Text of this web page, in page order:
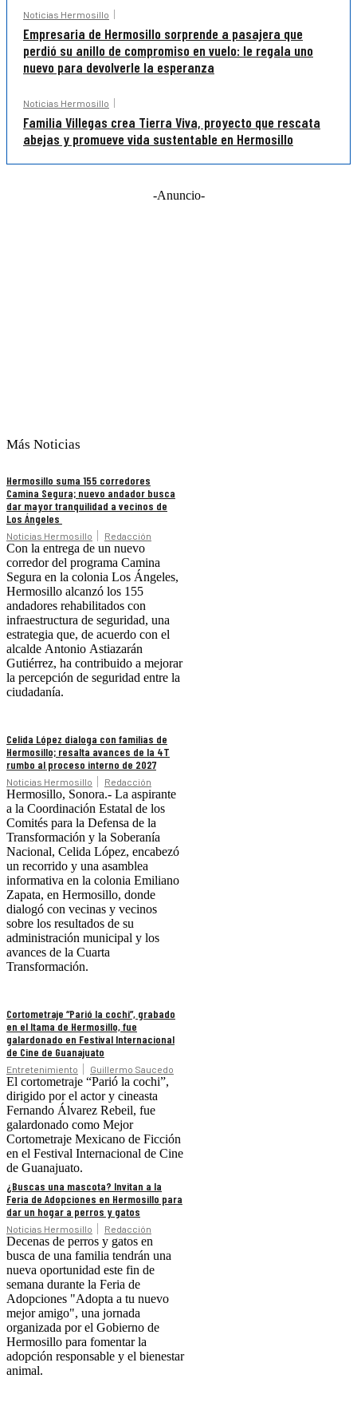
Noticias Hermosillo
Empresaria de Hermosillo sorprende a pasajera que
perdió su anillo de compromiso en vuelo: le regala uno
nuevo para devolverle la esperanza
Noticias Hermosillo
Familia Villegas crea Tierra Viva, proyecto que rescata
abejas y promueve vida sustentable en Hermosillo
-Anuncio-
Más Noticias
Hermosillo suma 155 corredores
Camina Segura; nuevo andador busca
dar mayor tranquilidad a vecinos de
Los Ángeles
Noticias Hermosillo Redacción
Con la entrega de un nuevo
corredor del programa Camina
Segura en la colonia Los Ángeles,
Hermosillo alcanzó los 155
andadores rehabilitados con
infraestructura de seguridad, una
estrategia que, de acuerdo con el
alcalde Antonio Astiazarán
Gutiérrez, ha contribuido a mejorar
la percepción de seguridad entre la
ciudadanía.
Celida López dialoga con familias de
Hermosillo; resalta avances de la 4T
rumbo al proceso interno de 2027
Noticias Hermosillo Redacción
Hermosillo, Sonora.- La aspirante
a la Coordinación Estatal de los
Comités para la Defensa de la
Transformación y la Soberanía
Nacional, Celida López, encabezó
un recorrido y una asamblea
informativa en la colonia Emiliano
Zapata, en Hermosillo, donde
dialogó con vecinas y vecinos
sobre los resultados de su
administración municipal y los
avances de la Cuarta
Transformación.
Cortometraje “Parió la cochi”, grabado
en el Itama de Hermosillo, fue
galardonado en Festival Internacional
de Cine de Guanajuato
Entretenimiento Guillermo Saucedo
El cortometraje “Parió la cochi”,
dirigido por el actor y cineasta
Fernando Álvarez Rebeil, fue
galardonado como Mejor
Cortometraje Mexicano de Ficción
en el Festival Internacional de Cine
de Guanajuato.
¿Buscas una mascota? Invitan a la
Feria de Adopciones en Hermosillo para
dar un hogar a perros y gatos
Noticias Hermosillo Redacción
Decenas de perros y gatos en
busca de una familia tendrán una
nueva oportunidad este fin de
semana durante la Feria de
Adopciones "Adopta a tu nuevo
mejor amigo", una jornada
organizada por el Gobierno de
Hermosillo para fomentar la
adopción responsable y el bienestar
animal.